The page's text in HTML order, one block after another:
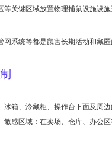
等关键区域放置物理捕鼠设施设
网系统等都是鼠害长期活动和藏
冰箱、泠藏柜、操作台下面及周
敏感区域：在卖场、仓库、办公